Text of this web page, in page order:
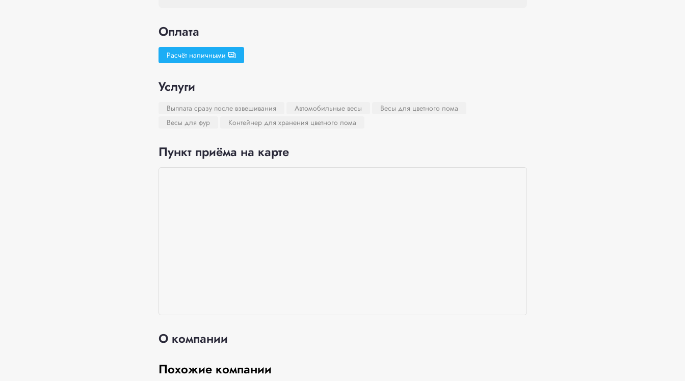
Оплата
Расчёт наличными
Услуги
Выплата сразу после взвешивания Автомобильные весы
Весы для цветного лома
Весы для фур
Контейнер для хранения цветного лома
Пункт приёма на карте
О компании
Похожие компании